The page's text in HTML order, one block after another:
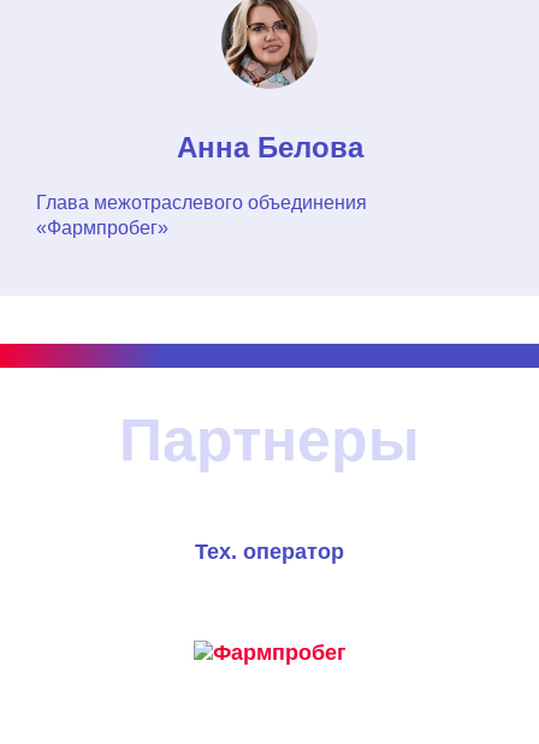
Анна Белова
Глава межотраслевого объединения
«Фармпробег»
Партнеры
Тех. оператор